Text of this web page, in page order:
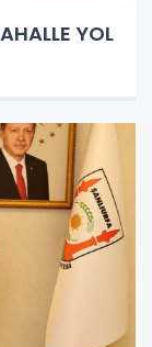
YOL